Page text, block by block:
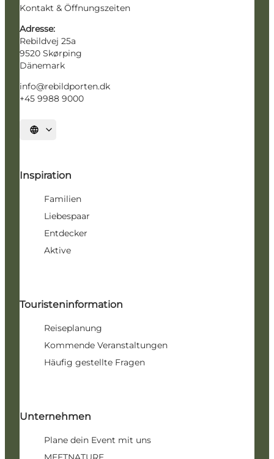
Kontakt & Öffnungszeiten
Adresse:
Rebildvej 25a
9520 Skørping
Dänemark
info@rebildporten.dk
+45 9988 9000
Sprache auswählen
Inspiration
Familien
Liebespaar
Entdecker
Aktive
Touristeninformation
Reiseplanung
Kommende Veranstaltungen
Häufig gestellte Fragen
Unternehmen
Plane dein Event mit uns